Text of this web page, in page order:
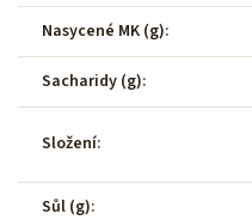
Nasycené MK (g):
Sacharidy (g):
Složení:
Sůl (g):